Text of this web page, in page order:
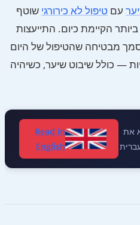
עםטיפול לא כירורגישוטף
הקיימת כיום. התייעצות
מבטיחה שהטיפול של היום
— כולל שיבוט שיער, כשיהיה
את
Read in
English